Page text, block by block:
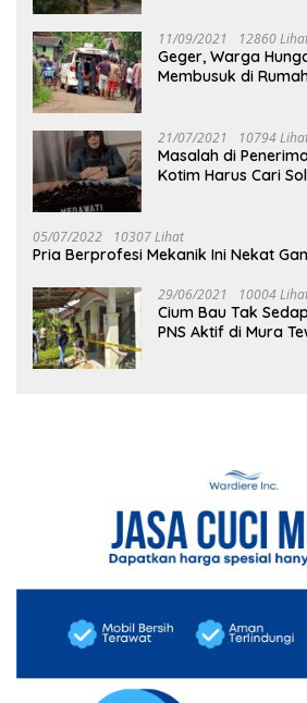
11/09/2021 12860
Geger, Warga
Membusuk di
21/07/2021 10794
Masalah di
Kotim Harus Cari
05/07/2022 10307 Lihat
Pria Berprofesi Mekanik Ini Nekat
29/06/2021 10004
Cium Bau Tak
PNS Aktif di Mura